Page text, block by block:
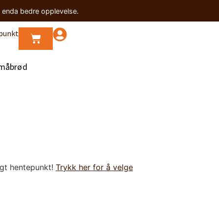
bedre opplevelse.
hentepunkt! Trykk her for å velge